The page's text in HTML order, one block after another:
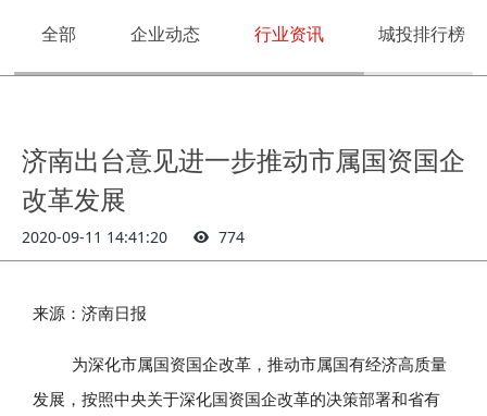
全部 企业动态 行业资讯 城投排行榜
济南出台意见进一步推动市属国资国企
改革发展
2020-09-11 14:41:20 774
来源： 济南日报
为深化市属国资国企改革，推动市属国有经济高质量
发展，按照中央关于深化国资国企改革的决策部署和省有